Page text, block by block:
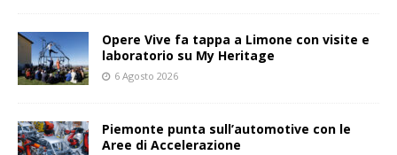
Opere Vive fa tappa a Limone con visite e
laboratorio su My Heritage
6 Agosto 2026
Piemonte punta sull’automotive con le
Aree di Accelerazione